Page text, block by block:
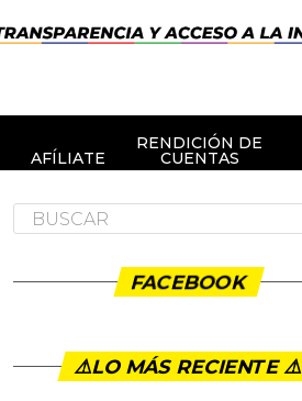
AFÍLIATE
RENDICIÓN DE
CUENTAS
FACEBOOK
⚠️LO MÁS RECIENTE ⚠️️